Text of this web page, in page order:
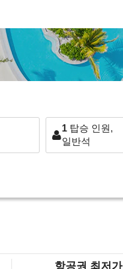
1 탑승 인원,
일반석
항공권 최저가